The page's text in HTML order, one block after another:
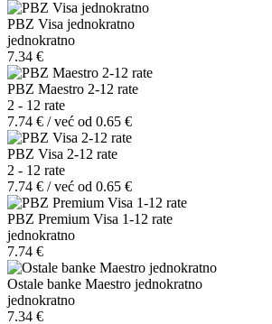
PBZ Visa jednokratno
jednokratno
7.34 €
PBZ Maestro 2-12 rate
2 - 12 rate
7.74 € / već od 0.65 €
PBZ Visa 2-12 rate
2 - 12 rate
7.74 € / već od 0.65 €
PBZ Premium Visa 1-12 rate
jednokratno
7.74 €
Ostale banke Maestro jednokratno
jednokratno
7.34 €